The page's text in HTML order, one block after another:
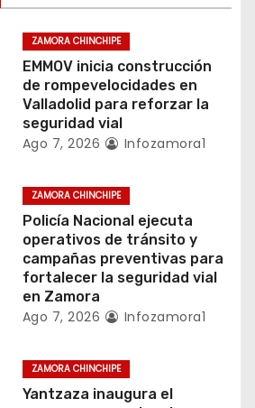
ZAMORA CHINCHIPE
EMMOV inicia construcción
de rompevelocidades en
Valladolid para reforzar la
seguridad vial
Ago 7, 2026 Infozamora1
ZAMORA CHINCHIPE
Policía Nacional ejecuta
operativos de tránsito y
campañas preventivas para
fortalecer la seguridad vial
en Zamora
Ago 7, 2026 Infozamora1
ZAMORA CHINCHIPE
Yantzaza inaugura el